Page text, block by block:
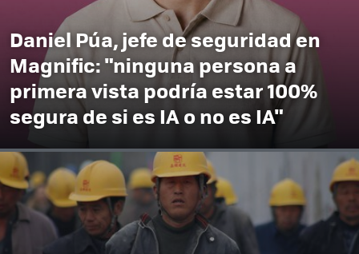
Daniel Púa, jefe de seguridad en
Magnific: "ninguna persona a
primera vista podría estar 100%
segura de si es IA o no es IA"